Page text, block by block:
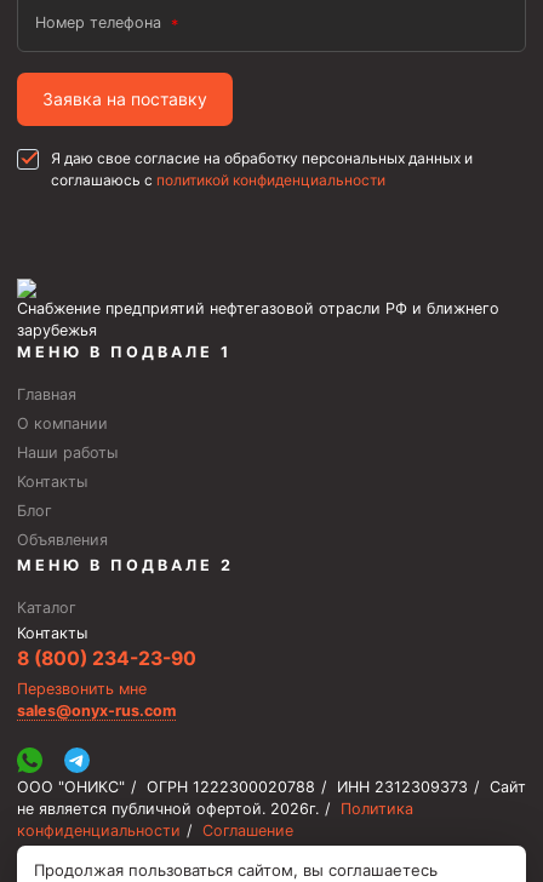
Фрезерующие инструменты
Клинья — отклонители
Метчики ловильные
Колокола ловильные
Стропы канатные ВК
Стропы канатные
Стропы текстильные
Канаты стальные
Номер телефона
Заявка на поставку
Я даю свое согласие на обработку персональных данных и
соглашаюсь с политикой конфиденциальности
Снабжение предприятий нефтегазовой отрасли РФ и ближнего
зарубежья
МЕНЮ В ПОДВАЛЕ 1
Главная
О компании
Наши работы
Контакты
Блог
Объявления
МЕНЮ В ПОДВАЛЕ 2
Каталог
Контакты
8 (800) 234-23-90
Перезвонить мне
sales@onyx-rus.com
ООО "ОНИКС" / ОГРН 1222300020788 / ИНН 2312309373 / Сайт
не является публичной офертой. 2026г. /
Политика
конфиденциальности / Соглашение
Продолжая пользоваться сайтом, вы соглашаетесь